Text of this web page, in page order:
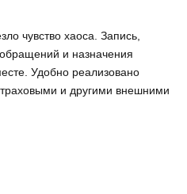
чувство хаоса. Запись,
и назначения
Удобно реализовано
и другими внешними